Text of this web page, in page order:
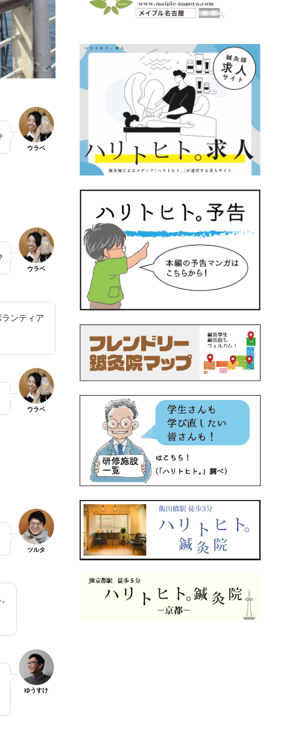
ウラベ
ウラベ
ンティア
ウラベ
ツルタ
ゆうすけ